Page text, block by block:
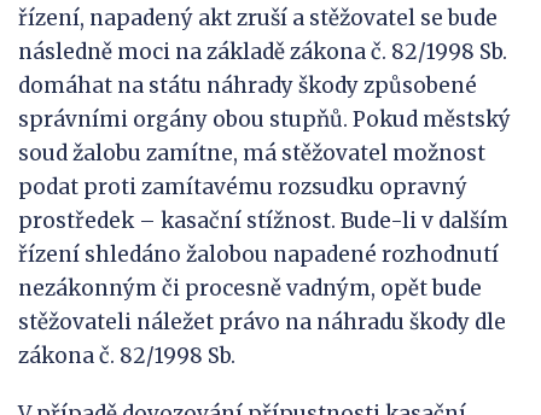
řízení, napadený akt zruší a stěžovatel se bude
následně moci na základě zákona č. 82/1998 Sb.
domáhat na státu náhrady škody způsobené
správními orgány obou stupňů. Pokud městský
soud žalobu zamítne, má stěžovatel možnost
podat proti zamítavému rozsudku opravný
prostředek – kasační stížnost. Bude-li v dalším
řízení shledáno žalobou napadené rozhodnutí
nezákonným či procesně vadným, opět bude
stěžovateli náležet právo na náhradu škody dle
zákona č. 82/1998 Sb.